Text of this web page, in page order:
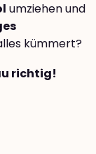
umziehen und
kümmert?
richtig!